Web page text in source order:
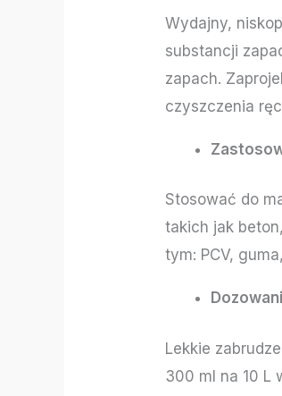
Wydajny,
substancji
zapach.
czyszczenia
Stosować do
takich jak
tym: PCV,
Lekkie
300 ml na 10 L